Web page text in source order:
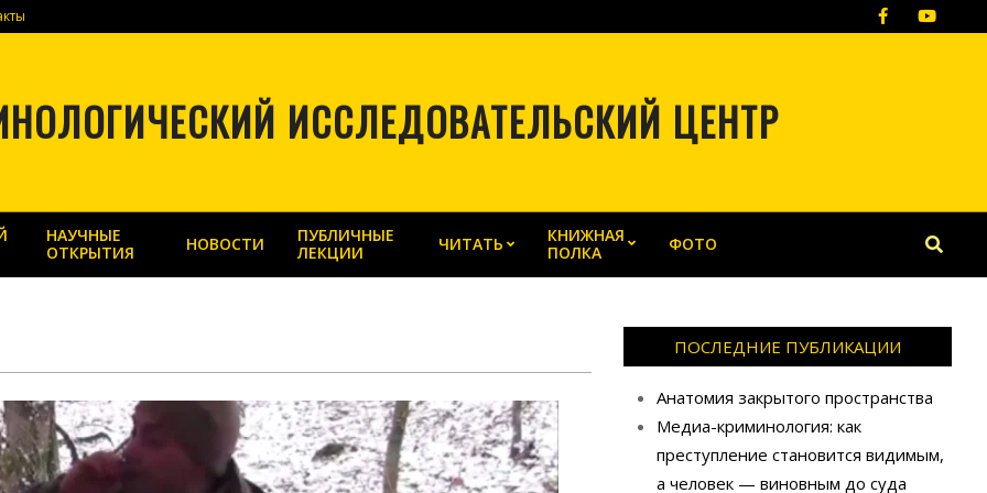
ИССЛЕДОВАТЕЛЬСКИЙ ЦЕНТР
НАУЧНЫЕ
ОТКРЫТИЯ
НОВОСТИ
ПУБЛИЧНЫЕ
ЛЕКЦИИ
ЧИТАТЬ
КНИЖНАЯ
ПОЛКА
ФОТО Search
ПОСЛЕДНИЕ ПУБЛИКАЦИИ
Анатомия закрытого пространства
Медиа-криминология: как
преступление становится видимым,
а человек — виновным до суда